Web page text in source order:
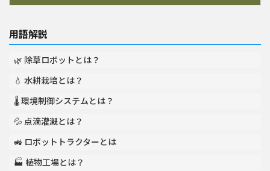
用語解説
🌿 除草ロボットとは？
💧 水耕栽培とは？
🌡️ 環境制御システムとは？
💦 点滴灌漑とは？
🚜 ロボットトラクターとは
🏭 植物工場とは？